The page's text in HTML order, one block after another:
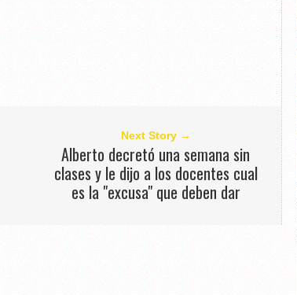
Next Story →
Alberto decretó una semana sin
clases y le dijo a los docentes cual
es la "excusa" que deben dar